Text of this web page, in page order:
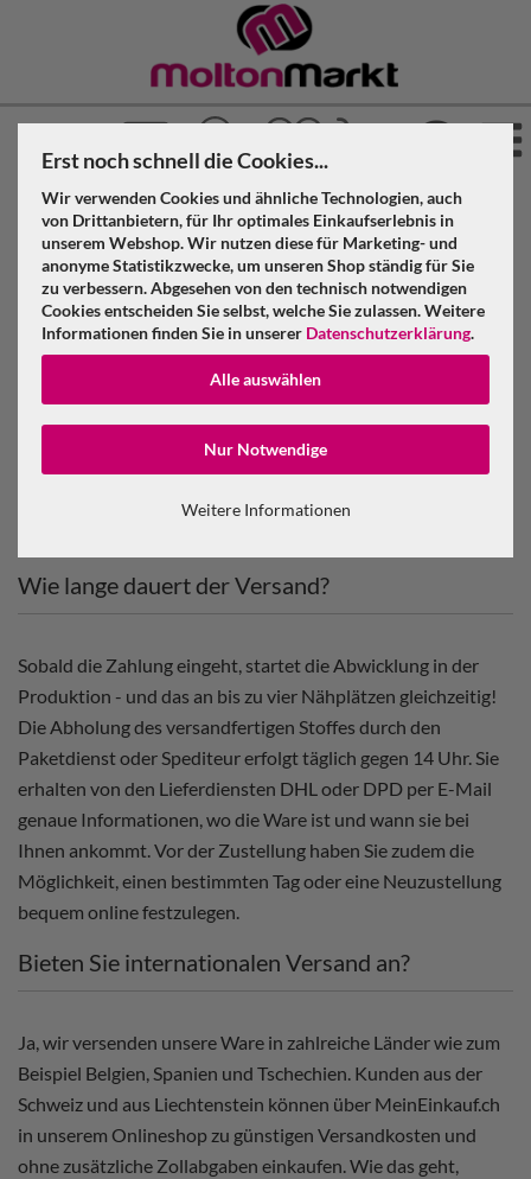
Erst noch schnell die Cookies...
Wir verwenden Cookies und ähnliche Technologien, auch
von Drittanbietern, für Ihr optimales Einkaufserlebnis in
unserem Webshop. Wir nutzen diese für Marketing- und
anonyme Statistikzwecke, um unseren Shop ständig für Sie
zu verbessern. Abgesehen von den technisch notwendigen
Cookies entscheiden Sie selbst, welche Sie zulassen. Weitere
Informationen finden Sie in unserer Datenschutzerklärung.
Alle auswählen
Nur Notwendige
Weitere Informationen
Konto erstellen
Molton Markt » Versand
Fragen zum Versand
Wie lange dauert der Versand meiner Molton-
Bestellung?
Gibt es die Möglichkeit eines Expressversandes und
Wie werden Moltonstoffe für den Versand
Wie lange dauert der Versand?
Sobald die Zahlung eingeht, startet die Abwicklung in der
Produktion - und das an bis zu vier Nähplätzen gleichzeitig!
Die Abholung des versandfertigen Stoffes durch den
Paketdienst oder Spediteur erfolgt täglich gegen 14 Uhr. Sie
erhalten von den Lieferdiensten DHL oder DPD per E-Mail
genaue Informationen, wo die Ware ist und wann sie bei
Ihnen ankommt. Vor der Zustellung haben Sie zudem die
Möglichkeit, einen bestimmten Tag oder eine Neuzustellung
bequem online festzulegen.
Bieten Sie internationalen Versand an?
Ja, wir versenden unsere Ware in zahlreiche Länder wie zum
Beispiel Belgien, Spanien und Tschechien. Kunden aus der
Schweiz und aus Liechtenstein können über MeinEinkauf.ch
in unserem Onlineshop zu günstigen Versandkosten und
ohne zusätzliche Zollabgaben einkaufen. Wie das geht,